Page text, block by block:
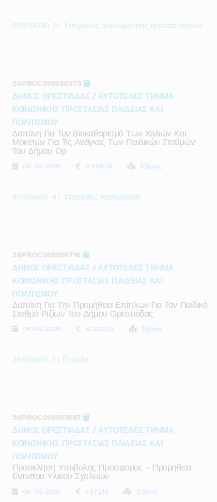
90920000-2 | Υπηρεσίες απολύμανσης εγκαταστάσεων
26PROC018956373
ΔΗΜΟΣ ΟΡΕΣΤΙΑΔΑΣ / ΑΥΤΟΤΕΛΕΣ ΤΜΗΜΑ
ΚΟΙΝΩΝΙΚΗΣ ΠΡΟΣΤΑΣΙΑΣ ΠΑΙΔΕΙΑΣ ΚΑΙ
ΠΟΛΙΤΙΣΜΟΥ
Δαπάνη Για Τον Βιοκαθαρισμό Των Χαλιών Και
Μοκετών Για Τις Ανάγκες Των Παιδικών Σταθμών
Του Δήμου Ορ
06-05-2026 3.999,74 Έβρος
90910000-9 | Υπηρεσίες καθαρισμού
26PROC018956716
ΔΗΜΟΣ ΟΡΕΣΤΙΑΔΑΣ / ΑΥΤΟΤΕΛΕΣ ΤΜΗΜΑ
ΚΟΙΝΩΝΙΚΗΣ ΠΡΟΣΤΑΣΙΑΣ ΠΑΙΔΕΙΑΣ ΚΑΙ
ΠΟΛΙΤΙΣΜΟΥ
Δαπάνη Για Την Προμήθεια Επίπλων Για Τον Παιδικό
Σταθμό Ριζίων Του Δήμου Ορεστιάδας
06-05-2026 6.200,00 Έβρος
39100000-3 | Έπιπλα
26PROC018953587
ΔΗΜΟΣ ΟΡΕΣΤΙΑΔΑΣ / ΑΥΤΟΤΕΛΕΣ ΤΜΗΜΑ
ΚΟΙΝΩΝΙΚΗΣ ΠΡΟΣΤΑΣΙΑΣ ΠΑΙΔΕΙΑΣ ΚΑΙ
ΠΟΛΙΤΙΣΜΟΥ
Προσκληση Υποβολης Προσφορας - Προμηθεια
Εντυπου Υλικου Σχολειων
06-05-2026 1.872,15 Έβρος